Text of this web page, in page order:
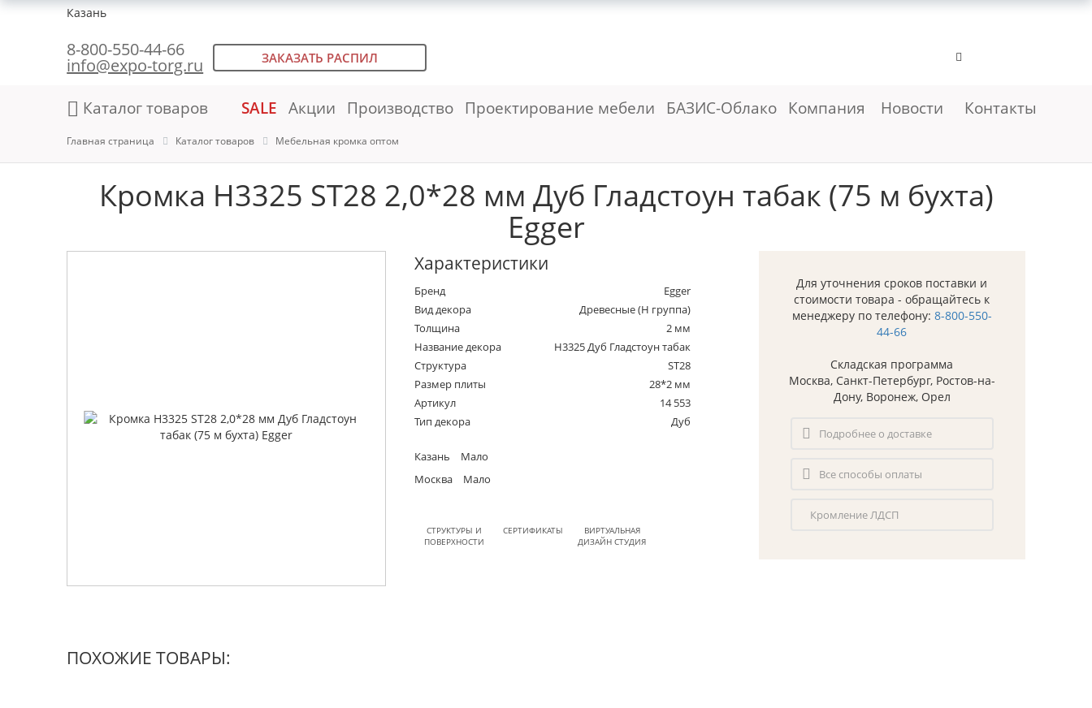
Казань
8-800-550-44-66
info@expo-torg.ru ЗАКАЗАТЬ РАСПИЛ
Каталог товаров SALE Акции Производство Проектирование мебели БАЗИС-Облако Компания Новости Контакты
Главная страница Каталог товаров Мебельная кромка оптом
Кромка H3325 ST28 2,0*28 мм Дуб Гладстоун табак (75 м бухта)
Egger
Характеристики
Бренд
Egger
Вид декора
Древесные (Н группа)
Толщина
2 мм
Название декора
H3325 Дуб Гладстоун табак
Структура
ST28
Размер плиты
28*2 мм
Артикул
14 553
Тип декора
Дуб
Казань
Мало
Москва
Мало
СТРУКТУРЫ И
ПОВЕРХНОСТИ
СЕРТИФИКАТЫ
ВИРТУАЛЬНАЯ
ДИЗАЙН СТУДИЯ
Для уточнения сроков поставки и
стоимости товара - обращайтесь к
менеджеру по телефону: 8-800-550-
44-66
Складская программа
Москва, Санкт-Петербург, Ростов-на-
Дону, Воронеж, Орел
Подробнее о доставке
Все способы оплаты
Кромление ЛДСП
ПОХОЖИЕ ТОВАРЫ: